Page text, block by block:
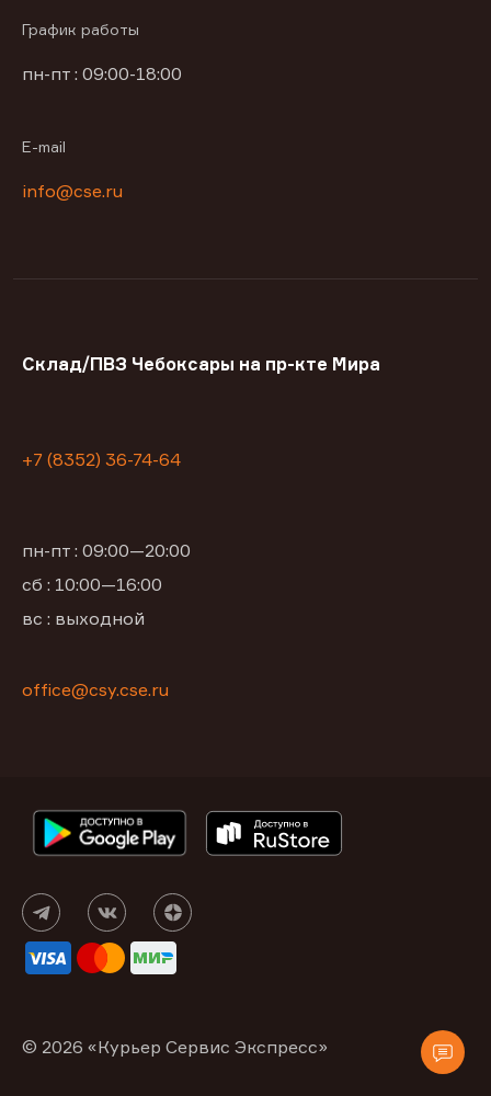
График работы
пн-пт : 09:00-18:00
E-mail
info@cse.ru
Склад/ПВЗ Чебоксары на пр-кте Мира
+7 (8352) 36-74-64
пн-пт : 09:00—20:00
сб : 10:00—16:00
вс : выходной
office@csy.cse.ru
© 2026 «Курьер Сервис Экспресс»